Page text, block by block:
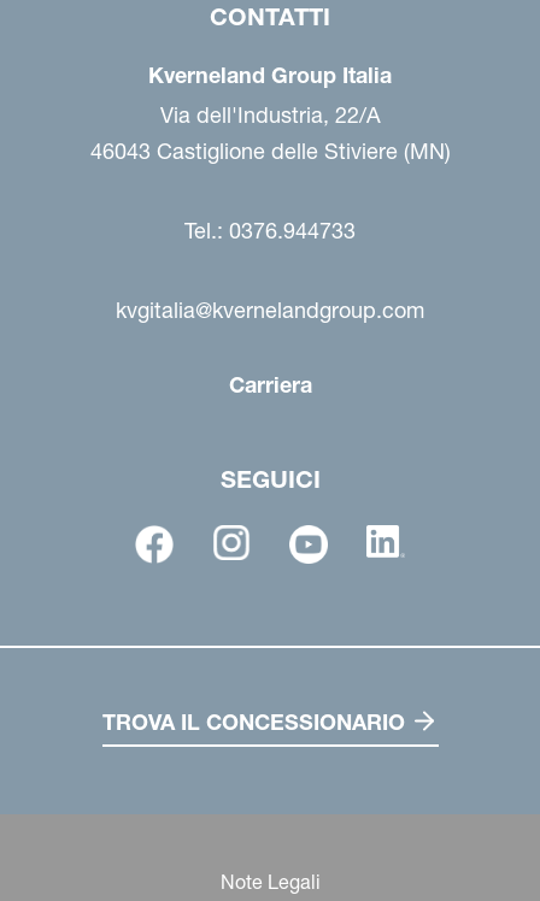
CONTATTI
Kverneland Group Italia
Via dell'Industria, 22/A
46043 Castiglione delle Stiviere (MN)
Tel.: 0376.944733
kvgitalia@kvernelandgroup.com
Carriera
SEGUICI
TROVA IL CONCESSIONARIO
Note Legali